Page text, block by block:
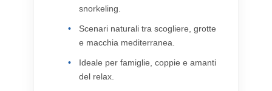
snorkeling.
Scenari naturali tra scogliere, grotte
e macchia mediterranea.
Ideale per famiglie, coppie e amanti
del relax.